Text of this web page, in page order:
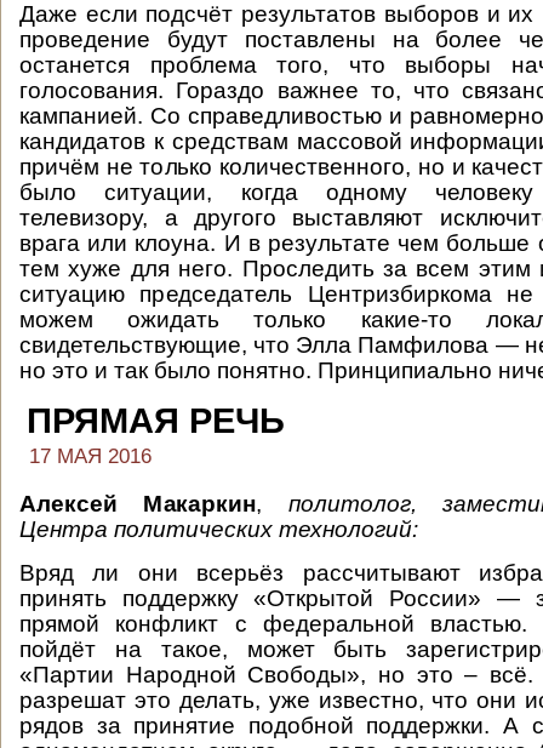
Даже если подсчёт результатов выборов и их
проведение будут поставлены на более
останется проблема того, что выборы
голосования. Гораздо важнее то, что
кампанией. Со справедливостью и
кандидатов к средствам массовой
причём не только количественного, но и
было ситуации, когда одному
телевизору, а другого выставляют
врага или клоуна. И в результате чем больше
тем хуже для него. Проследить за всем этим
ситуацию председатель Центризбиркома
можем ожидать только какие-то
свидетельствующие, что Элла Памфилова —
но это и так было понятно. Принципиально
ПРЯМАЯ РЕЧЬ
17 МАЯ 2016
Алексей Макаркин, политолог,
Центра политических технологий:
Вряд ли они всерьёз рассчитывают
принять поддержку «Открытой России» —
прямой конфликт с федеральной властью.
пойдёт на такое, может быть
«Партии Народной Свободы», но это – всё.
разрешат это делать, уже известно, что они
рядов за принятие подобной поддержки. А